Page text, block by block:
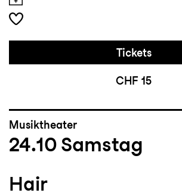
Tickets
CHF 15
Musiktheater
24.10 Samstag
Hair